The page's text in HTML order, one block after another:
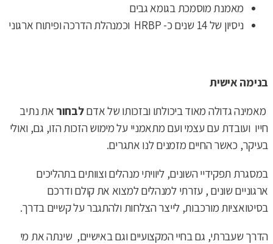
מאמנת מוסמכת בגומא גבים
ניסיון של 14 שנים כ- HRBP וכמנהלת הדרכה ופיתוח ארגוני
בנימה אישית
מאמינה גדולה מאוד ביכולתו ובזכותו של אדםלבחור את נתיב
חייו ועובדת עם עצמי ועם מתאמניי על מימוש הזכות הזו, גם, ואולי
בעיקר, כאשר החיים מזמנים לנו אתגרים.
במסגרת תפקידיי השונים, ליוויתי מנהלים וצוותים בתהליכים
ארגוניים שונים , עזרתי למנהלים למצוא את קולם ודרכם
בסיטואציות מורכבות, לייצר הצלחות ולהתגבר על קשיים בדרך.
הדרך שעברתי, גם בחיי המקצועיים וגם באישיים, שינתה את מי